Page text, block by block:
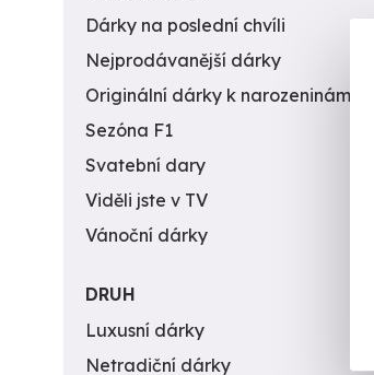
Dárky na poslední chvíli
Nejprodávanější dárky
Originální dárky k narozeninám
Sezóna F1
Svatební dary
Viděli jste v TV
Vánoční dárky
DRUH
Luxusní dárky
Netradiční dárky